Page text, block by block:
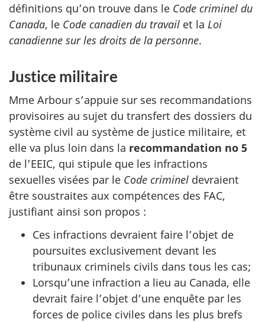
définitions qu’on trouve dans le Code criminel du
Canada, le Code canadien du travail et la Loi
canadienne sur les droits de la personne.
Justice militaire
Mme Arbour s’appuie sur ses recommandations
provisoires au sujet du transfert des dossiers du
système civil au système de justice militaire, et
elle va plus loin dans la recommandation no 5
de l’EEIC, qui stipule que les infractions
sexuelles visées par le Code criminel devraient
être soustraites aux compétences des FAC,
justifiant ainsi son propos :
Ces infractions devraient faire l’objet de
poursuites exclusivement devant les
tribunaux criminels civils dans tous les cas;
Lorsqu’une infraction a lieu au Canada, elle
devrait faire l’objet d’une enquête par les
forces de police civiles dans les plus brefs